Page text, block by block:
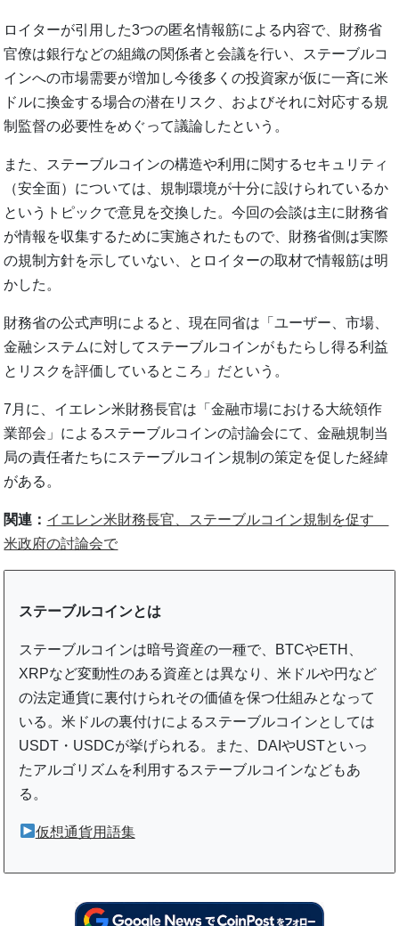
ロイターが引用した3つの匿名情報筋による内容で、財務省
官僚は銀行などの組織の関係者と会議を行い、ステーブルコ
インへの市場需要が増加し今後多くの投資家が仮に一斉に米
ドルに換金する場合の潜在リスク、およびそれに対応する規
制監督の必要性をめぐって議論したという。
また、ステーブルコインの構造や利用に関するセキュリティ
（安全面）については、規制環境が十分に設けられているか
というトピックで意見を交換した。今回の会談は主に財務省
が情報を収集するために実施されたもので、財務省側は実際
の規制方針を示していない、とロイターの取材で情報筋は明
かした。
財務省の公式声明によると、現在同省は「ユーザー、市場、
金融システムに対してステーブルコインがもたらし得る利益
とリスクを評価しているところ」だという。
7月に、イエレン米財務長官は「金融市場における大統領作
業部会」によるステーブルコインの討論会にて、金融規制当
局の責任者たちにステーブルコイン規制の策定を促した経緯
がある。
関連： イエレン米財務長官、ステーブルコイン規制を促す
米政府の討論会で
ステーブルコインとは
ステーブルコインは暗号資産の一種で、BTCやETH、
XRPなど変動性のある資産とは異なり、米ドルや円など
の法定通貨に裏付けられその価値を保つ仕組みとなって
いる。米ドルの裏付けによるステーブルコインとしては
USDT・USDCが挙げられる。また、DAIやUSTといっ
たアルゴリズムを利用するステーブルコインなどもあ
る。
仮想通貨用語集